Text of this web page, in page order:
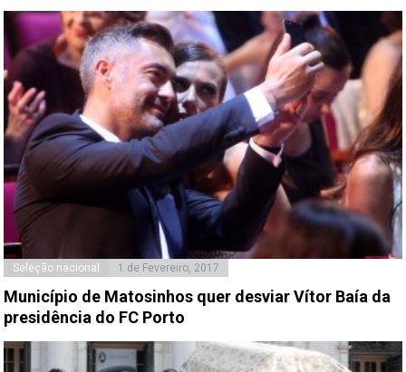
Seleção nacional 1 de Fevereiro, 2017
Município de Matosinhos quer desviar Vítor Baía da
presidência do FC Porto